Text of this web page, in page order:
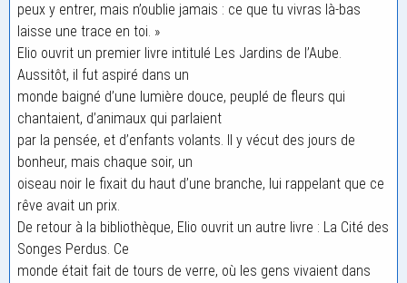
peux y entrer, mais n’oublie jamais : ce que tu vivras là-bas
laisse une trace en toi. »
Elio ouvrit un premier livre intitulé Les Jardins de l’Aube.
Aussitôt, il fut aspiré dans un
monde baigné d’une lumière douce, peuplé de fleurs qui
chantaient, d’animaux qui parlaient
par la pensée, et d’enfants volants. Il y vécut des jours de
bonheur, mais chaque soir, un
oiseau noir le fixait du haut d’une branche, lui rappelant que ce
rêve avait un prix.
De retour à la bibliothèque, Elio ouvrit un autre livre : La Cité des
Songes Perdus. Ce
monde était fait de tours de verre, où les gens vivaient dans